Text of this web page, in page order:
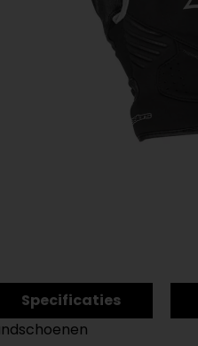
Specificaties